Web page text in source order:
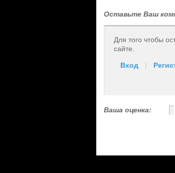
Оставьте Ваш
Для того чтобы
сайте.
Вход |
Ваша оценка: